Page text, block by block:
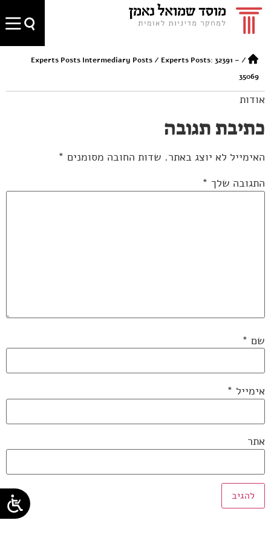
/
Experts Posts Intermediary Posts/ Experts Posts: 32391 –
35069
אודות
כתיבת תגובה
האימייל לא יוצג באתר. שדות החובה מסומנים *
התגובה שלך *
שם *
אימייל *
אתר